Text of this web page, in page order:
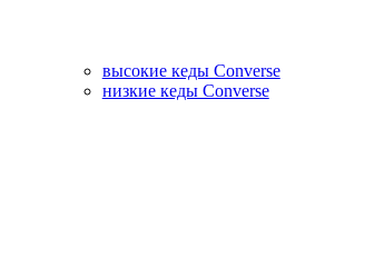
высокие кеды Converse
низкие кеды Converse